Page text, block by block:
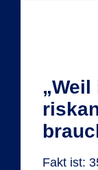
Zahlung
Fakt ist: